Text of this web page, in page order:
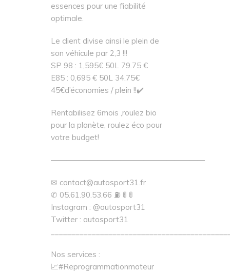
essences pour une fiabilité
optimale.
Le client divise ainsi le plein de
son véhicule par 2,3 !!!
SP 98 : 1,595€ 50L 79.75 €
E85 : 0,695 € 50L 34.75€
45€d’économies / plein !!✔️
Rentabilisez 6mois ,roulez bio
pour la planète, roulez éco pour
votre budget!
————————————————————
✉ contact@autosport31.fr
✆ 05.61.90.53.66 ⛽ 🚦 🚦
Instagram : @autosport31
Twitter : autosport31
Nos services :
📈#Reprogrammationmoteur